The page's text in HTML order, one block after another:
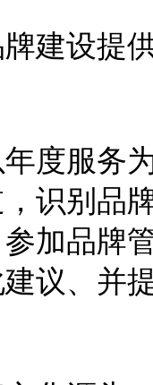
建设提
度服务
识别品
加品牌
议、并